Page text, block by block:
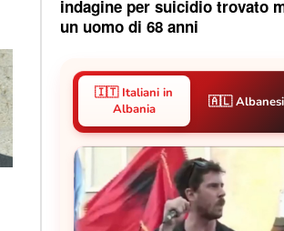
indagine per suicidio trovato
un uomo di 68 anni
🇮🇹 Italiani in
Albania
🇦🇱 Albanesi